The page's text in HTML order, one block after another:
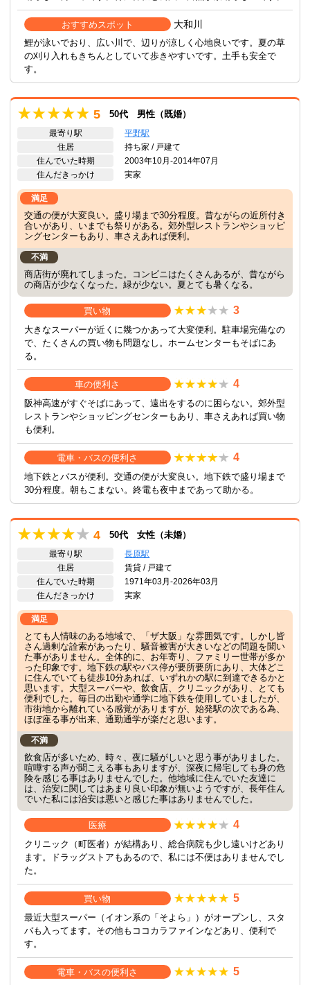
おすすめスポット 大和川
鯉が泳いでおり、広い川で、辺りが涼しく心地良いです。夏の草
の刈り入れもきちんとしていて歩きやすいです。土手も安全で
す。
5 50代 男性（既婚）
最寄り駅
平野駅
住居
持ち家 / 戸建て
住んでいた時期
2003年10月-2014年07月
住んだきっかけ
実家
満足
交通の便が大変良い。盛り場まで30分程度。昔ながらの近所付き
合いがあり、いまでも祭りがある。郊外型レストランやショッピ
ングセンターもあり、車さえあれば便利。
不満
商店街が廃れてしまった。コンビニはたくさんあるが、昔ながら
の商店が少なくなった。緑が少ない。夏とても暑くなる。
買い物 3
大きなスーパーが近くに幾つかあって大変便利。駐車場完備なの
で、たくさんの買い物も問題なし。ホームセンターもそばにあ
る。
車の便利さ 4
阪神高速がすぐそばにあって、遠出をするのに困らない。郊外型
レストランやショッピングセンターもあり、車さえあれば買い物
も便利。
電車・バスの便利さ 4
地下鉄とバスが便利。交通の便が大変良い。地下鉄で盛り場まで
30分程度。朝もこまない。終電も夜中まであって助かる。
4 50代 女性（未婚）
最寄り駅
長原駅
住居
賃貸 / 戸建て
住んでいた時期
1971年03月-2026年03月
住んだきっかけ
実家
満足
とても人情味のある地域で、「ザ大阪」な雰囲気です。しかし皆
さん過剰な詮索があったり、騒音被害が大きいなどの問題を聞い
た事がありません。全体的に、お年寄り、ファミリー世帯が多か
った印象です。地下鉄の駅やバス停が要所要所にあり、大体どこ
に住んでいても徒歩10分あれば、いずれかの駅に到達できるかと
思います。大型スーパーや、飲食店、クリニックがあり、とても
便利でした。毎日の出勤や通学に地下鉄を使用していましたが、
市街地から離れている感覚がありますが、始発駅の次である為、
ほぼ座る事が出来、通勤通学が楽だと思います。
不満
飲食店が多いため、時々、夜に騒がしいと思う事がありました。
喧嘩する声が聞こえる事もありますが、深夜に帰宅しても身の危
険を感じる事はありませんでした。他地域に住んでいた友達に
は、治安に関してはあまり良い印象が無いようですが、長年住ん
でいた私には治安は悪いと感じた事はありませんでした。
医療 4
クリニック（町医者）が結構あり、総合病院も少し遠いけどあり
ます。ドラッグストアもあるので、私には不便はありませんでし
た。
買い物 5
最近大型スーパー（イオン系の「そよら」）がオープンし、スタ
バも入ってます。その他もココカラファインなどあり、便利で
す。
電車・バスの便利さ 5